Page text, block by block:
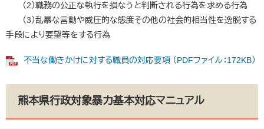
（2）職務の公正な執行を損なうと判断される行為を求める行為
（3）乱暴な言動や威圧的な態度その他の社会的相当性を逸脱する
手段により要望等をする行為
不当な働きかけに対する職員の対応要項 （PDFファイル：172KB）
熊本県行政対象暴力基本対応マニュアル